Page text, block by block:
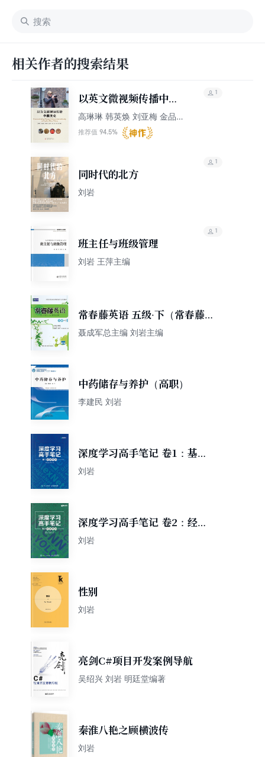
相关作者的搜索结果
以英文微视频传播中国
文化
高琳琳 韩英焕 刘亚梅 金品卓
刘岩 韩博
推荐值 94.5%
1
同时代的北方
刘岩
1
班主任与班级管理
刘岩 王萍主编
1
常春藤英语 五级·下（常春藤
英语系列）
聂成军总主编 刘岩主编
中药储存与养护（高职）
李建民 刘岩
深度学习高手笔记 卷1：基础
算法
刘岩
深度学习高手笔记 卷2：经典
应用
刘岩
性别
刘岩
亮剑C#项目开发案例导航
吴绍兴 刘岩 明廷堂编著
秦淮八艳之顾横波传
刘岩